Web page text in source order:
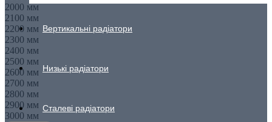
Вертикальні радіатори
Низькі радіатори
Сталеві радіатори
2000 мм
2100 мм
2200 мм
2300 мм
2400 мм
2500 мм
2600 мм
2700 мм
2800 мм
2900 мм
3000 мм